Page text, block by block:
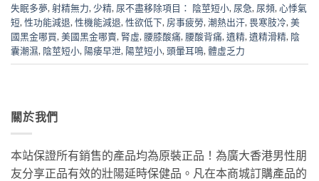
失眠多夢, 射精無力, 少精, 尿不盡移除項目： 陰莖短小, 尿急, 尿頻, 心悸氣
短, 性功能減退, 性機能減退, 性欲低下, 房事疲勞, 潮熱出汗, 畏寒肢冷, 美
國黑金哪買, 美國黑金哪賣, 腎虛, 腰膝酸痛, 腰酸背痛, 遺精, 遺精滑精, 陰
囊潮濕, 陰莖短小, 陽痿早泄, 陽莖短小, 頭暈耳鳴, 體虛乏力
關於我們
本站保證所有銷售的產品均為原裝正品！為廣大香港男性朋
友分享正品有效的壯陽延時保健品。凡在本商城訂購產品的